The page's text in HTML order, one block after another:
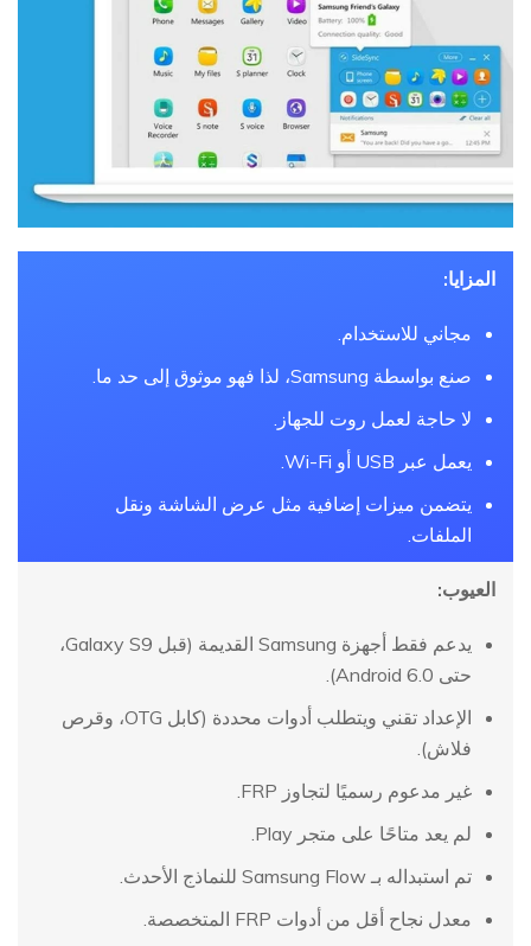
المزايا:
مجاني للاستخدام.
صنع بواسطة Samsung، لذا فهو موثوق إلى حد ما.
لا حاجة لعمل روت للجهاز.
يعمل عبر USB أو Wi-Fi.
يتضمن ميزات إضافية مثل عرض الشاشة ونقل
الملفات.
العيوب:
يدعم فقط أجهزة Samsung القديمة (قبل Galaxy S9،
حتى Android 6.0).
الإعداد تقني ويتطلب أدوات محددة (كابل OTG، وقرص
فلاش).
غير مدعوم رسميًا لتجاوز FRP.
لم يعد متاحًا على متجر Play.
تم استبداله بـ Samsung Flow للنماذج الأحدث.
معدل نجاح أقل من أدوات FRP المتخصصة.